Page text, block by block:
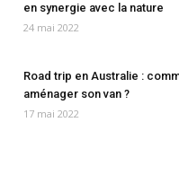
en synergie avec la nature
24 mai 2022
Road trip en Australie :
aménager son van ?
17 mai 2022